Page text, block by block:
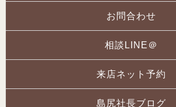
お問合わせ
相談LINE＠
来店ネット予約
島尻社長ブログ